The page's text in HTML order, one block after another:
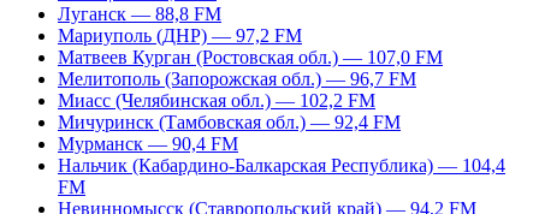
Луганск — 88,8 FM
Мариуполь (ДНР) — 97,2 FM
Матвеев Курган (Ростовская обл.) — 107,0 FM
Мелитополь (Запорожская обл.) — 96,7 FM
Миасс (Челябинская обл.) — 102,2 FM
Мичуринск (Тамбовская обл.) — 92,4 FM
Мурманск — 90,4 FM
Нальчик (Кабардино-Балкарская Республика) — 104,4
FM
Невинномысск (Ставропольский край) — 94,2 FM